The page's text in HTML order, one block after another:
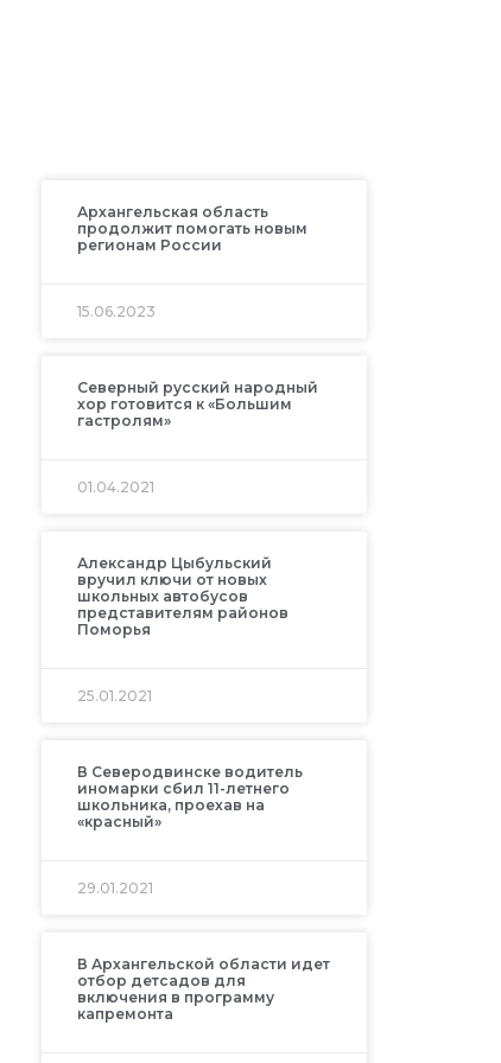
Архангельская область
продолжит помогать новым
регионам России
15.06.2023
Северный русский народный
хор готовится к «Большим
гастролям»
01.04.2021
Александр Цыбульский
вручил ключи от новых
школьных автобусов
представителям районов
Поморья
25.01.2021
В Северодвинске водитель
иномарки сбил 11-летнего
школьника, проехав на
«красный»
29.01.2021
В Архангельской области идет
отбор детсадов для
включения в программу
капремонта